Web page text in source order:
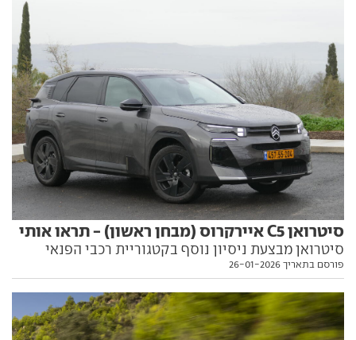
עבור אלפא רומיאו, סיטרואן, אופל, מזראטי, DS ואחרים -
סיטרואן C5 איירקרוס (מבחן ראשון) - תראו אותי
סיטרואן מבצעת ניסיון נוסף בקטגוריית רכבי הפנאי
לבדוק האם מדובר ביותר מרק פנים יפות
פורסם בתאריך 26-01-2026